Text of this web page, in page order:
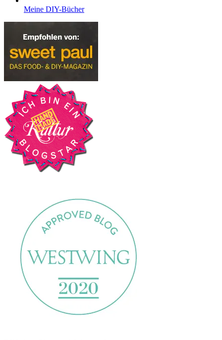
Meine DIY-Bücher